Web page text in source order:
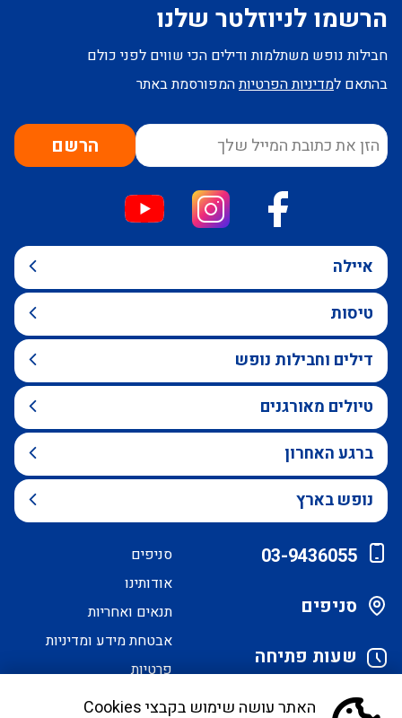
הרשמו לניוזלטר שלנו
חבילות נופש משתלמות ודילים הכי שווים לפני כולם
בהתאם למדיניות הפרטיותהמפורסמת באתר
הרשם
איילה
טיסות
דילים וחבילות נופש
טיולים מאורגנים
ברגע האחרון
נופש בארץ
03-9436055
סניפים
שעות פתיחה
סניפים
אודותינו
תנאים ואחריות
אבטחת מידע ומדיניות
פרטיות
הסדרי נגישות
האתר עושה שימוש בקבצי Cookies